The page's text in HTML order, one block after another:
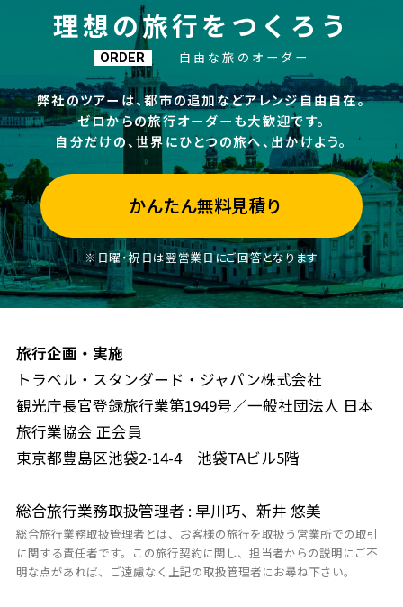
理想の旅行をつくろう
ORDER 自由な旅のオーダー
弊社のツアーは、都市の追加などアレンジ自由自在。
ゼロからの旅行オーダーも大歓迎です。
自分だけの、世界にひとつの旅へ、出かけよう。
かんたん無料見積り
※日曜・祝日は翌営業日にご回答となります
旅行企画・実施
トラベル・スタンダード・ジャパン株式会社
観光庁長官登録旅行業第1949号／一般社団法人 日本
旅行業協会 正会員
東京都豊島区池袋2-14-4 池袋TAビル5階
総合旅行業務取扱管理者 : 早川巧、新井 悠美
総合旅行業務取扱管理者とは、お客様の旅行を取扱う営業所での取引
に関する責任者です。この旅行契約に関し、担当者からの説明にご不
明な点があれば、ご遠慮なく上記の取扱管理者にお尋ね下さい。